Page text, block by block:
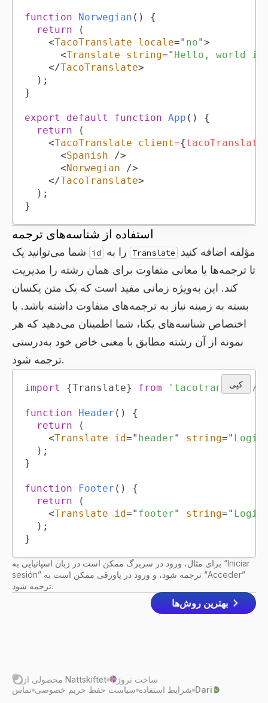
function Norwegian ( )
{
return
(
<TacoTranslate locale=" no">
<Translate string=" Hello, world in
</TacoTranslate>
) ;
}
export default function App ( )
{
return
(
<TacoTranslate client={
<Spanish
/>
<Norwegian
/>
</TacoTranslate>
) ;
}
استفاده از شناسه‌های ترجمه
id Translate
تا ترجمه‌ها یا معانی متفاوت برای همان رشته را مدیریت
کند. این به‌ویژه زمانی مفید است که یک متن یکسان
بسته به زمینه نیاز به ترجمه‌های متفاوت داشته باشد. با
اختصاص شناسه‌های یکتا، شما اطمینان می‌دهید که هر
نمونه از آن رشته مطابق با معنی خاص خود به‌درستی
ترجمه شود.
کپی import {Translate} from 'tacotranslate/
function Header ( )
{
return
(
<Translate id=" header" string=" Login
) ;
}
function Footer ( )
{
return
(
<Translate id=" footer" string=" Login
) ;
}
برای مثال، ورود در سربرگ ممکن است در زبان اسپانیایی به “Iniciar
sesión” ترجمه شود، و ورود در پاورقی ممکن است به “Acceder”
ترجمه شود.
بهترین روش‌ها
Nattskiftet
ساخت نروژ
تماس سیاست حفظ حریم خصوصی شرایط استفاده Dari